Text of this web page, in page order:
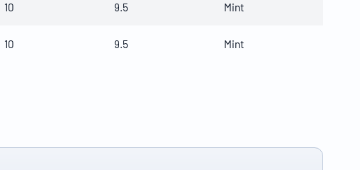
10 9.5 Mint
10 9.5 Mint